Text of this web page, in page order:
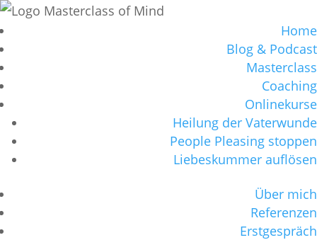
Home
Blog & Podcast
Masterclass
Coaching
Onlinekurse
Heilung der Vaterwunde
People Pleasing stoppen
Liebeskummer auflösen
Über mich
Referenzen
Erstgespräch